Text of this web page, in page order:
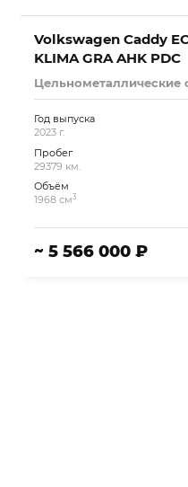
Volkswagen Caddy
KLIMA GRA AHK PDC
Цельнометаллические
Год выпуска
2023 г.
Пробег
29379 км.
Объём
1968 см3
~ 5 566 000 ₽